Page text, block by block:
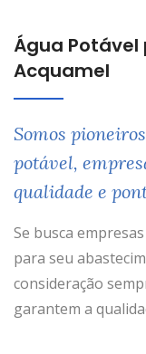
Água Potável
Acquamel
Somos
potável,
qualidade e
Se busca
para seu
consideração
garantem a